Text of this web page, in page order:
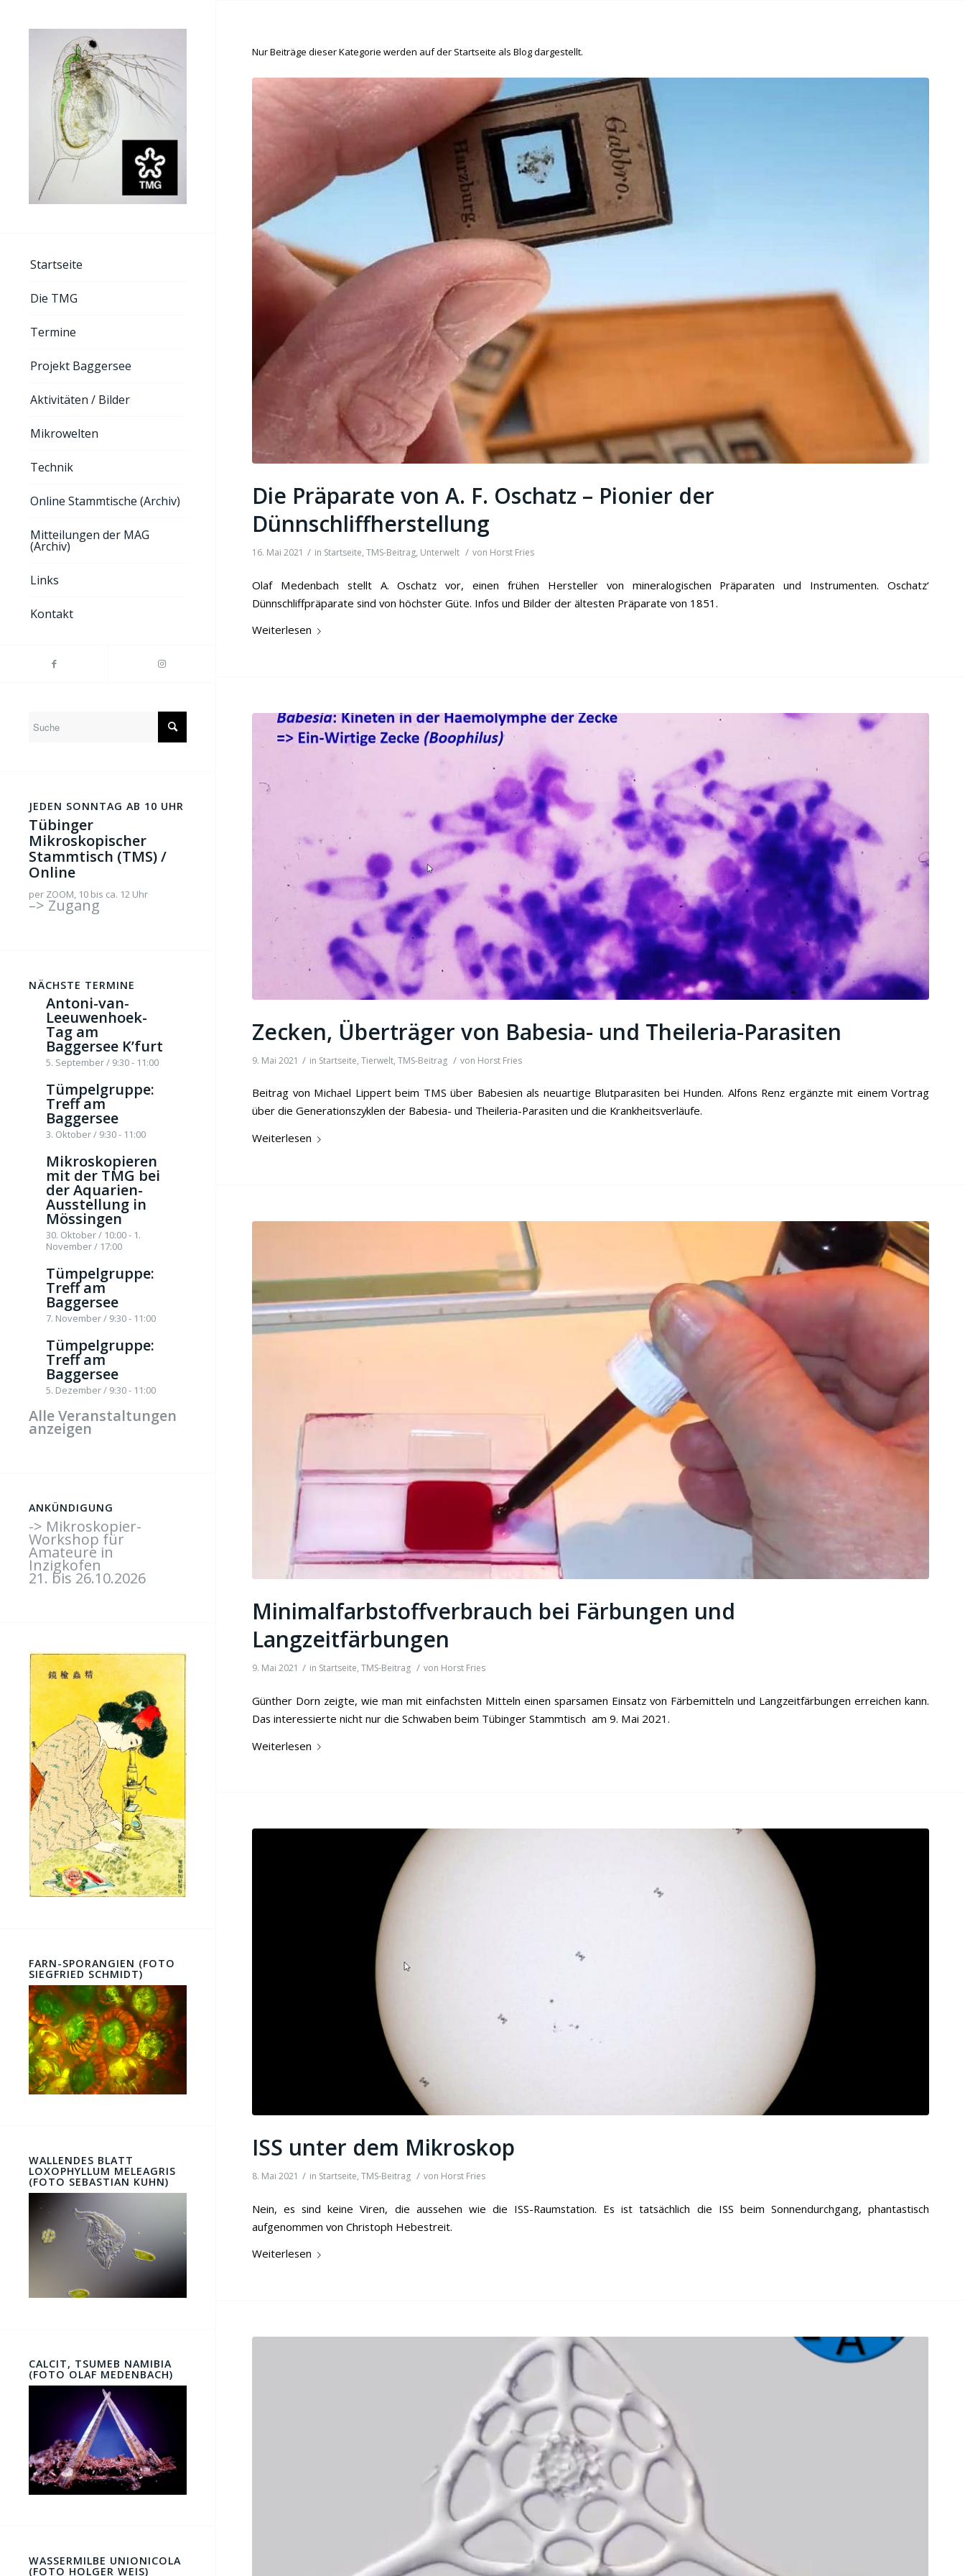
Startseite
Die TMG
Termine
Projekt Baggersee
Aktivitäten / Bilder
Mikrowelten
Technik
Online Stammtische (Archiv)
Mitteilungen der MAG
(Archiv)
Links
Kontakt
JEDEN SONNTAG AB 10 UHR
Tübinger
Mikroskopischer
Stammtisch (TMS) /
Online
per ZOOM, 10 bis ca. 12 Uhr
–> Zugang
NÄCHSTE TERMINE
Antoni-van-
Leeuwenhoek-
Tag am
Baggersee K’furt
5. September / 9:30- 11:00
Tümpelgruppe:
Treff am
Baggersee
3. Oktober / 9:30- 11:00
Mikroskopieren
mit der TMG bei
der Aquarien-
Ausstellung in
Mössingen
30. Oktober / 10:00- 1.
November / 17:00
Tümpelgruppe:
Treff am
Baggersee
7. November / 9:30- 11:00
Tümpelgruppe:
Treff am
Baggersee
5. Dezember / 9:30- 11:00
Alle Veranstaltungen
anzeigen
ANKÜNDIGUNG
-> Mikroskopier-
Workshop für
Amateure in
Inzigkofen
21. bis 26.10.2026
FARN-SPORANGIEN (FOTO
SIEGFRIED SCHMIDT)
WALLENDES BLATT
LOXOPHYLLUM MELEAGRIS
(FOTO SEBASTIAN KUHN)
CALCIT, TSUMEB NAMIBIA
(FOTO OLAF MEDENBACH)
WASSERMILBE UNIONICOLA
(FOTO HOLGER WEIS)
Nur Beiträge dieser Kategorie werden auf der Startseite als Blog dargestellt.
Die Präparate von A. F. Oschatz – Pionier der
Dünnschliffherstellung
16. Mai 2021 / in Startseite, TMS-Beitrag, Unterwelt / von Horst Fries
Olaf Medenbach stellt A. Oschatz vor, einen frühen Hersteller von mineralogischen Präparaten und Instrumenten. Oschatz‘
Dünnschliffpräparate sind von höchster Güte. Infos und Bilder der ältesten Präparate von 1851.
Weiterlesen
Zecken, Überträger von Babesia- und Theileria-Parasiten
9. Mai 2021 / in Startseite, Tierwelt, TMS-Beitrag / von Horst Fries
Beitrag von Michael Lippert beim TMS über Babesien als neuartige Blutparasiten bei Hunden. Alfons Renz ergänzte mit einem Vortrag
über die Generationszyklen der Babesia- und Theileria-Parasiten und die Krankheitsverläufe.
Weiterlesen
Minimalfarbstoffverbrauch bei Färbungen und
Langzeitfärbungen
9. Mai 2021 / in Startseite, TMS-Beitrag / von Horst Fries
Günther Dorn zeigte, wie man mit einfachsten Mitteln einen sparsamen Einsatz von Färbemitteln und Langzeitfärbungen erreichen kann.
Das interessierte nicht nur die Schwaben beim Tübinger Stammtisch am 9. Mai 2021.
Weiterlesen
ISS unter dem Mikroskop
8. Mai 2021 / in Startseite, TMS-Beitrag / von Horst Fries
Nein, es sind keine Viren, die aussehen wie die ISS-Raumstation. Es ist tatsächlich die ISS beim Sonnendurchgang, phantastisch
aufgenommen von Christoph Hebestreit.
Weiterlesen